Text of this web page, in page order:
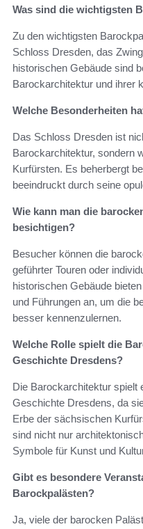
Was sind die wichtigsten
Zu den wichtigsten
Schloss Dresden, das
historischen Gebäude sind
Barockarchitektur und ihrer
Welche Besonderheiten
Das Schloss Dresden ist
Barockarchitektur, sondern
Kurfürsten. Es beherbergt
beeindruckt durch seine
Wie kann man die
besichtigen?
Besucher können die
geführter Touren oder
historischen Gebäude
und Führungen an, um die
besser kennenzulernen.
Welche Rolle spielt die
Geschichte Dresdens?
Die Barockarchitektur spielt
Geschichte Dresdens, da
Erbe der sächsischen
sind nicht nur
Symbole für Kunst und
Gibt es besondere
Barockpalästen?
Ja, viele der barocken